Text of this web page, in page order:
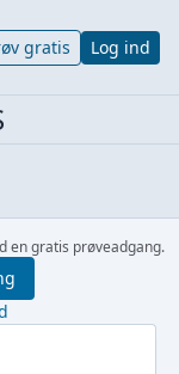
gratis Log ind
en gratis prøveadgang.